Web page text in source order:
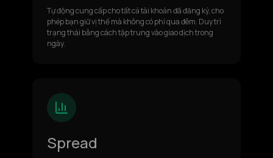
Tự động cung cấp cho tất cả tài khoản đã đăng ký, cho
phép bạn giữ vị thế mà không có phí qua đêm. Duy trì
trạng thái bằng cách tập trung vào giao dịch trong
ngày.
Spread